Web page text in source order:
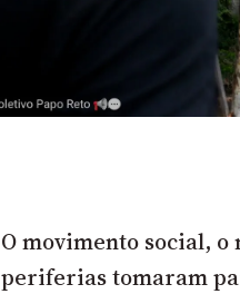
O movimento social,
periferias tomaram